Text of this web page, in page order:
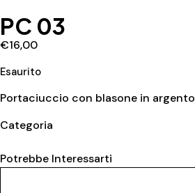
PC 03
€16,00
Esaurito
Portaciuccio con blasone in argento
Categoria
Potrebbe Interessarti